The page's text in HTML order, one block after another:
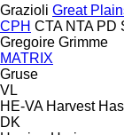
Grazioli Great
CPH CTA NTA PD
Gregoire Grimme
MATRIX
Gruse
VL
HE-VA Harvest
DK